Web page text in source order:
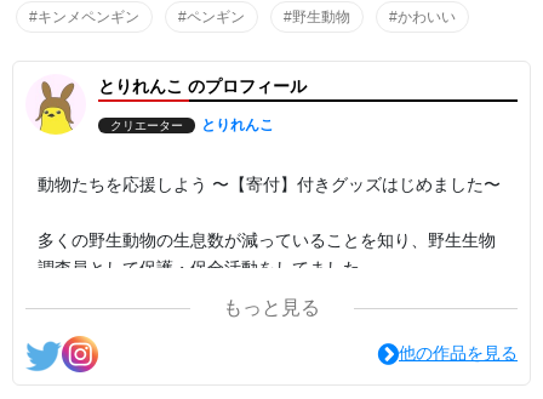
#キンメペンギン #ペンギン #野生動物 #かわいい
とりれんこ のプロフィール
クリエーター とりれんこ
動物たちを応援しよう 〜【寄付】付きグッズはじめました〜
多くの野生動物の生息数が減っていることを知り、野生生物
調査員として保護・保全活動をしてました
現在は、多くの方に動物たちの魅力を伝える活動を行ってい
ます。新しい動物との出会いや、新たな魅力に気付ける場所
にしていこうと思っておりますので、どうぞよろしくお願い
いたします！
もっと見る
他の作品を見る